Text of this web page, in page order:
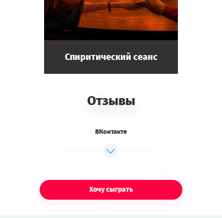
Спиритический сеанс
Отзывы
ВКонтакте
Хочу сыграть